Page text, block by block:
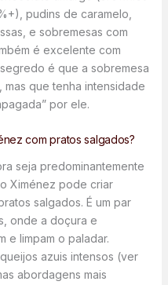
pudins de caramelo,
e sobremesas com
é excelente com
é que a sobremesa
que tenha intensidade
por ele.
com pratos salgados?
seja predominantemente
Ximénez pode criar
salgados. É um par
onde a doçura e
e limpam o paladar.
azuis intensos (ver
abordagens mais